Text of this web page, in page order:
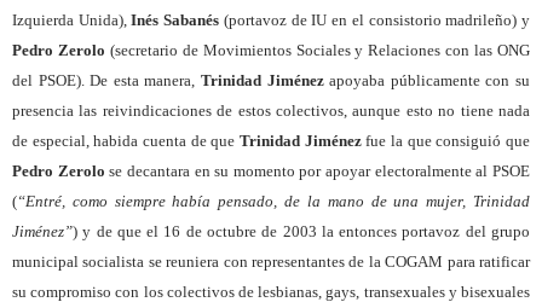
Izquierda Unida),Inés Sabanés (portavoz de IU en el consistorio madrileño) y
Pedro Zerolo (secretario de Movimientos Sociales y Relaciones con las ONG
del PSOE). De esta manera, Trinidad Jiménezapoyaba públicamente con su
presencia las reivindicaciones de estos colectivos, aunque esto no tiene nada
de especial, habida cuenta de que Trinidad Jiménezfue la que consiguió que
Pedro Zerolo se decantara en su momento por apoyar electoralmente al PSOE
(“Entré, como siempre había pensado, de la mano de una mujer, Trinidad
Jiménez”) y de que el 16 de octubre de 2003 la entonces portavoz del grupo
municipal socialista se reuniera con representantes de la COGAM para ratificar
su compromiso con los colectivos de lesbianas, gays, transexuales y bisexuales